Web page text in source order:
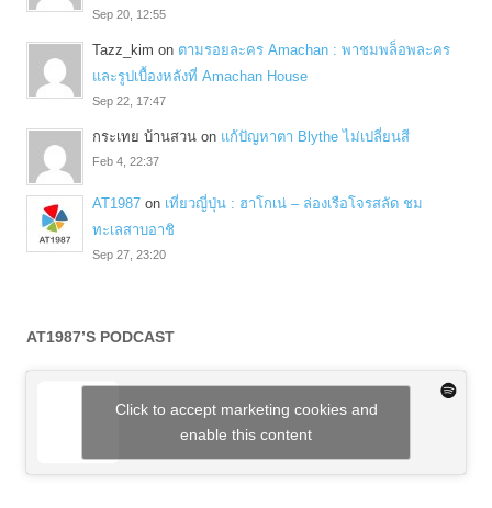
Sep 20, 12:55
Tazz_kim on ตามรอยละคร Amachan : พาชมพล็อพละคร
และรูปเบื้องหลังที่ Amachan House
Sep 22, 17:47
กระเทย บ้านสวน on แก้ปัญหาตา Blythe ไม่เปลี่ยนสี
Feb 4, 22:37
AT1987 on เที่ยวญี่ปุ่น : ฮาโกเน่ – ล่องเรือโจรสลัด ชม
ทะเลสาบอาชิ
Sep 27, 23:20
AT1987’S PODCAST
Click to accept marketing cookies and
enable this content